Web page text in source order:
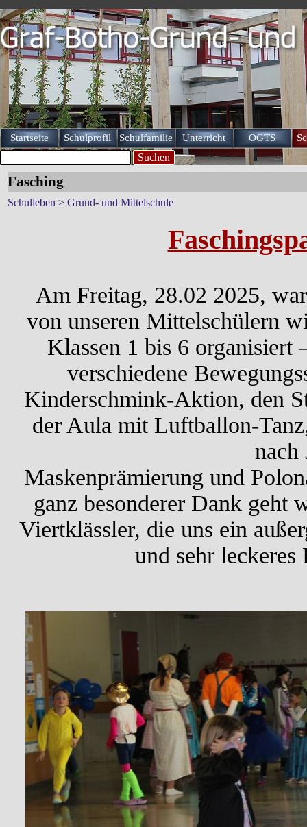
Startseite Schulprofil ▼
Schulfamilie ▼
Unterricht ▼
OGTS
Suchen
Fasching
Schulleben > Grund- und Mittelschule
Am Freitag, 28.02 2025,
von unseren Mittelschülern
Klassen 1 bis 6 organisiert
verschiedene
Kinderschmink-Aktion, den
der Aula mit Luftballon-
nach
Maskenprämierung und
ganz besonderer Dank geht
Viertklässler, die uns ein
und sehr leckeres